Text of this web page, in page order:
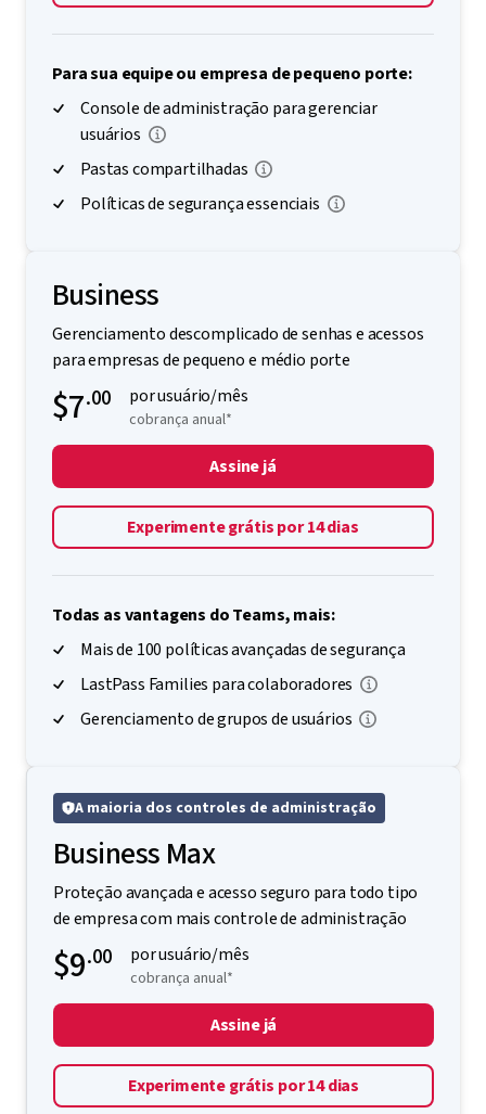
Para sua equipe ou empresa de pequeno porte:
Console de administração para gerenciar
usuários
Pastas compartilhadas
Políticas de segurança essenciais
Business
Gerenciamento descomplicado de senhas e acessos
para empresas de pequeno e médio porte
$7.00 por usuário/mês
cobrança anual*
Assine já
Experimente grátis por 14 dias
Todas as vantagens do Teams, mais:
Mais de 100 políticas avançadas de segurança
LastPass Families para colaboradores
Gerenciamento de grupos de usuários
A maioria dos controles de administração
Business Max
Proteção avançada e acesso seguro para todo tipo
de empresa com mais controle de administração
$9.00 por usuário/mês
cobrança anual*
Assine já
Experimente grátis por 14 dias